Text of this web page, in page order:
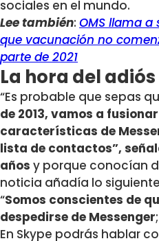
sociales en el mundo.
Lee también: OMS llama a
que vacunación no
parte de 2021
La hora del adiós
“Es probable que sepas
de 2013, vamos a
características de
lista de contactos”,
años y porque conocían
noticia añadía lo
“Somos conscientes de
despedirse de Messenger
En Skype podrás hablar